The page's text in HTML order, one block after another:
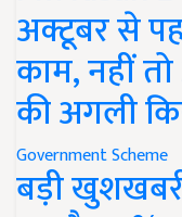
अक्टूबर से
काम, नहीं
की अगली
Government Scheme
बड़ी